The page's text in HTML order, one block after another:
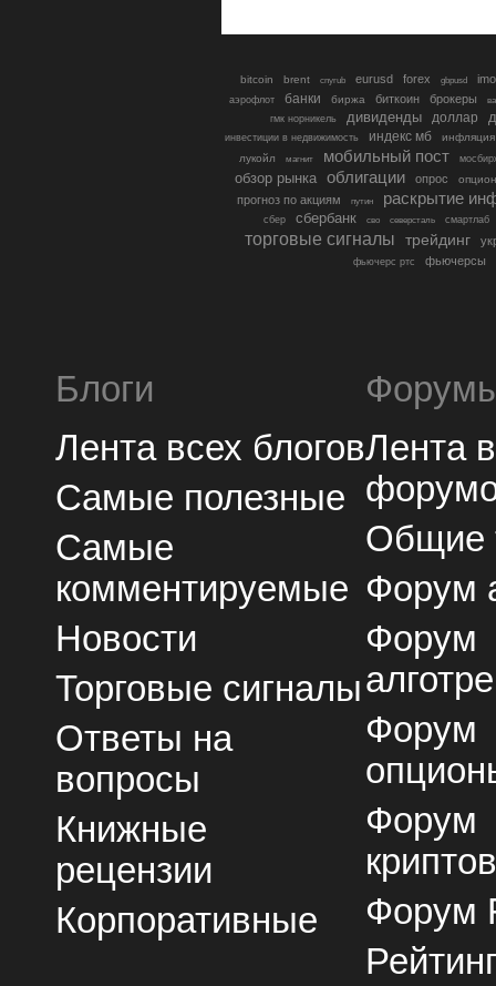
bitcoin brent cnyrub eurusd forex gbpusd
аэрофлот банки биржа биткоин брокеры
гмк норникель
дивиденды доллар
инвестиции в недвижимость индекс мб
инфляция
лукойл
магнит мобильный пост
обзор рынка облигации опрос
прогноз по акциям путин раскрытие
сбер сбербанк сво северсталь смартлаб
торговые сигналы трейдинг
фьючерс ртс фьючерсы
Блоги
Лента всех блогов
Самые полезные
Самые
комментируемые
Новости
Торговые сигналы
Ответы на
вопросы
Книжные
рецензии
Корпоративные
Лента
Общие
Форум
Форум
Форум
Форум
Форум